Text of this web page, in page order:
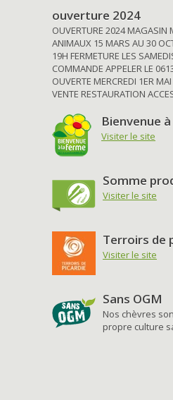
ouverture 2024
OUVERTURE 2024 MAGASIN
ANIMAUX 15 MARS AU 30
19H FERMETURE LES
COMMANDE APPELER LE
OUVERTE MERCREDI 1ER
VENTE RESTAURATION
Bienvenue
Visiter le site
Somme
Visiter le site
Terroirs de
Visiter le site
Sans OGM
Nos chèvres
propre culture